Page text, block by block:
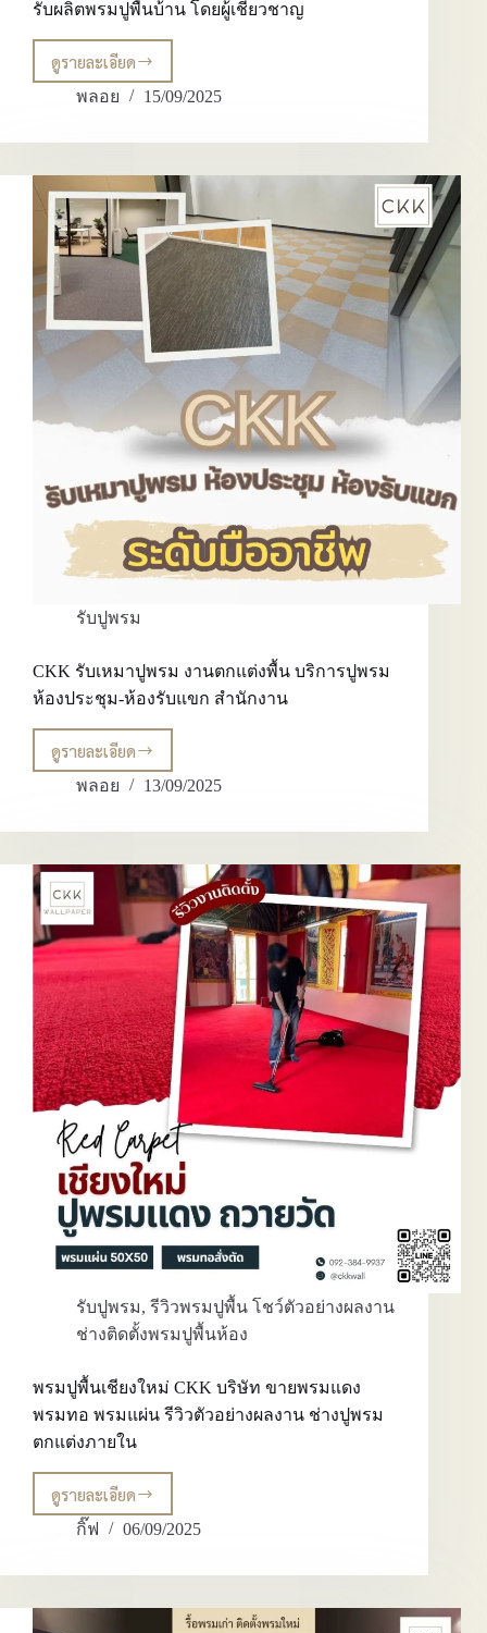
ค่า
รับผลิตพรมปูพื้นบ้าน โดยผู้เชี่ยวชาญ
ดูรายละเอียด
ช่าง
ปู
รับ
ติด
ตั้ง
พรม
ปู
และ
รับ
ผลิต
ผู้
เชี่ยวชาญ
พลอย 15/09/2025
รับปูพรม
CKK รับเหมาปูพรม งานตกแต่งพื้น บริการปูพรม
ห้องประชุม-ห้องรับแขก สำนักงาน
ดูรายละเอียด
CKK
รับ
งาน
ตกแต่ง
พื้น
ปู
ห้อง
ประชุม-
ห้อง
รับแขก
สำนักงาน
พลอย 13/09/2025
รับปูพรม, รีวิวพรมปูพื้น โชว์ตัวอย่างผลงาน
ช่างติดตั้งพรมปูพื้นห้อง
พรมปูพื้นเชียงใหม่ CKK บริษัท ขายพรมแดง
พรมทอ พรมแผ่น รีวิวตัวอย่างผลงาน ช่างปูพรม
ตกแต่งภายใน
ดูรายละเอียด
พรม
ปู
บริษัท
กิ๊ฟ 06/09/2025